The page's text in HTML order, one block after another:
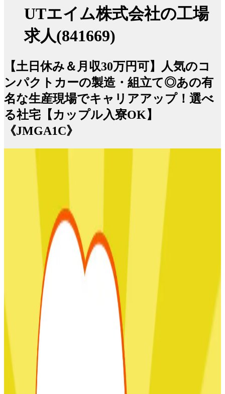
UTエイム株式会社の工場
求人(841669)
【土日休み＆月収30万円可】人気のコ
ンパクトカーの製造・組立て◎あの有
名な生産現場でキャリアアップ！選べ
る社宅【カップル入寮OK】
《JMGA1C》